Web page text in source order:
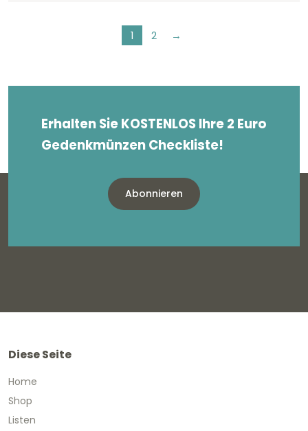
1 2 →
Erhalten Sie KOSTENLOS Ihre 2 Euro
Gedenkmünzen Checkliste!
Abonnieren
Diese Seite
Home
Shop
Listen